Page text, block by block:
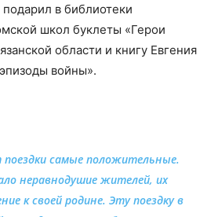
в библиотеки
школ буклеты «Герои
области и книгу Евгения
войны».
самые положительные.
неравнодушие жителей, их
к своей родине. Эту поездку в